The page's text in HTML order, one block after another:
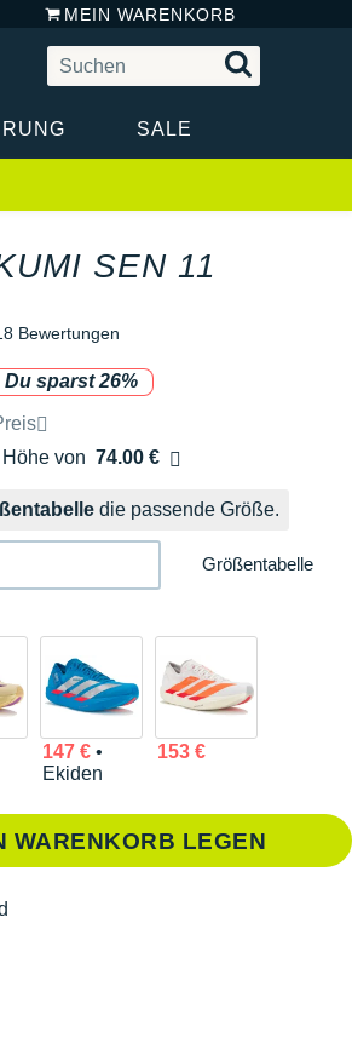
MEIN WARENKORB
SALE
SEN 11
Bewertungen
Du sparst 26%
der Marke
von 74.00 €
die passende Größe.
Größentabelle
147 €•
Ekiden
153 €
WARENKORB LEGEN